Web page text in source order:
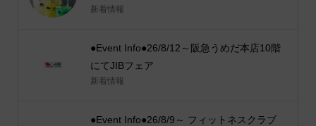
新着情報
●Event Info●26/8/12～阪急うめだ本店10階
にてJIBフェア
新着情報
●Event Info●26/8/9～ フィットネスクラブ